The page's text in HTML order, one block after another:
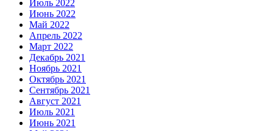
Июль 2022
Июнь 2022
Май 2022
Апрель 2022
Март 2022
Декабрь 2021
Ноябрь 2021
Октябрь 2021
Сентябрь 2021
Август 2021
Июль 2021
Июнь 2021